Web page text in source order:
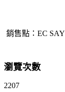
銷售點：EC
瀏覽次數
2207